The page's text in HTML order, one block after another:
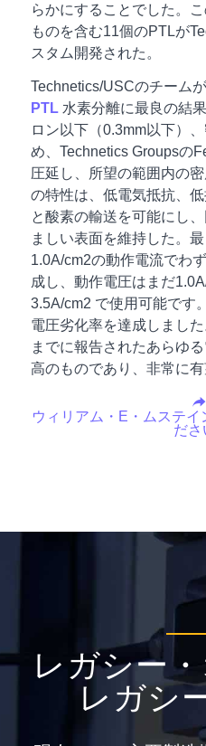
らかにすることでした。
ものを含む11個のPTLが
スタム開発された。
Technetics/USCのチーム
PTL水素分離に最良の結
ロン以下（0.3mm以下）
め、Technetics Groupsの
圧延し、所望の範囲内の
の特性は、低電気抵抗、
と酸素の輸送を可能にし
ましい表面を維持した。
1.0A/cm2の動作電流でわ
成し、動作電圧はまだ
3.5A/cm2 で使用可能です
電圧劣化率を達成しまし
までに報告されたあらゆ
高のものであり、非常に有
ウィリアム・E・ムステイ
ださ
レガシー
レガシ